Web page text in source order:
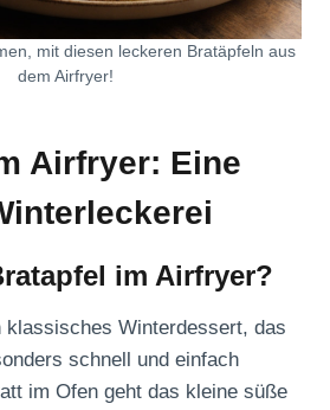
mit diesen leckeren Bratäpfeln aus
dem Airfryer!
Airfryer: Eine
im Airfryer?
klassisches Winterdessert, das
schnell und einfach
im Ofen geht das kleine süße